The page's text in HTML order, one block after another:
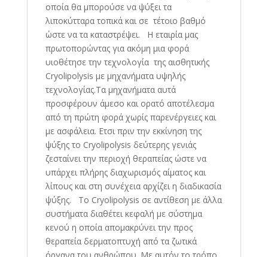
οποία θα μπορούσε να ψύξει τα
λιποκύτταρα τοπικά και σε τέτοιο βαθμό
ώστε να τα καταστρέψει. Η εταιρία μας
πρωτοπορώντας για ακόμη μια φορά
υιοθέτησε την τεχνολογία της αισθητικής
Cryolipolysis με μηχανήματα υψηλής
τεχνολογίας.Τα μηχανήματα αυτά
προσφέρουν άμεσο και ορατό αποτέλεσμα
από τη πρώτη φορά χωρίς παρενέργειες και
με ασφάλεια. Ετσι πριν την εκκίνηση της
ψύξης το Cryolipolysis δεύτερης γενιάς
ζεσταίνει την περιοχή θεραπείας ώστε να
υπάρχει πλήρης διαχωρισμός αίματος και
λίπους και στη συνέχεια αρχίζει η διαδικασία
ψύξης. Το Cryolipolysis σε αντίθεση με άλλα
συστήματα διαθέτει κεφαλή με σύστημα
κενού η οποία απομακρύνει την προς
θεραπεία δερματοπτυχή από τα ζωτικά
όργανα του ανθρώπου. Με αυτόν το τρόπο